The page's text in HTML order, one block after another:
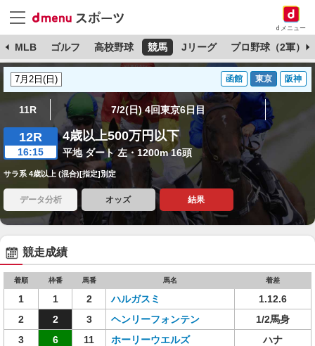
dメニュー
MLB ゴルフ 高校野球 競馬 Jリーグ プロ野球（2軍）
函館 東京 阪神
11R 7/2(日) 4回東京6日目
12R
16:15
4歳以上500万円以下
平地 ダート 左・1200m 16頭
サラ系 4歳以上 (混合)[指定]別定
データ分析 オッズ 結果
競走成績
着順 枠番 馬番 馬名 着差
1 1 2 ハルガスミ
1.12.6
2
2 3 ヘンリーフォンテン
1/2馬身
3
6 11 ホーリーウエルズ
ハナ